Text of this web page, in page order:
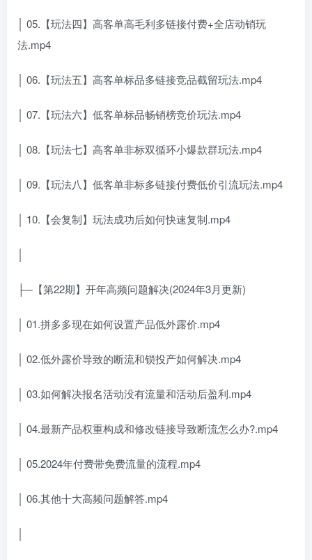
│ 05.【玩法四】高客单高毛利多链接付费+全店动销玩
法.mp4
│ 06.【玩法五】高客单标品多链接竞品截留玩法.mp4
│ 07.【玩法六】低客单标品畅销榜竞价玩法.mp4
│ 08.【玩法七】高客单非标双循环小爆款群玩法.mp4
│ 09.【玩法八】低客单非标多链接付费低价引流玩法.mp4
│ 10.【会复制】玩法成功后如何快速复制.mp4
├─【第22期】开年高频问题解决(2024年3月更新)
│ 01.拼多多现在如何设置产品低外露价.mp4
│ 02.低外露价导致的断流和锁投产如何解决.mp4
│ 03.如何解决报名活动没有流量和活动后盈利.mp4
│ 04.最新产品权重构成和修改链接导致断流怎么办?.mp4
│ 05.2024年付费带免费流量的流程.mp4
│ 06.其他十大高频问题解答.mp4